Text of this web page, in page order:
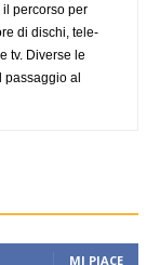
percorso per
di dischi, tele-
tv. Diverse le
passaggio al
MI PIACE